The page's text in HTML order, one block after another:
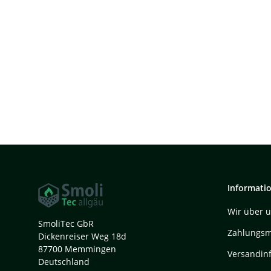
SmoliTec GbR
Dickenreiser Weg 18d
87700 Memmingen
Deutschland
Wir über